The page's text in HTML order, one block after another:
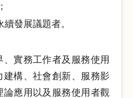
發展議題者。
實務工作者及服務使用
建構、社會創新、服務影
論應用以及服務使用者觀